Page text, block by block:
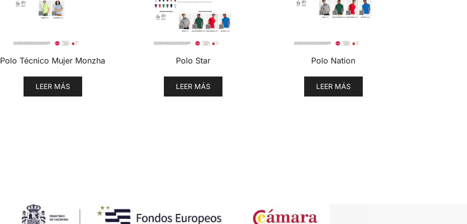
Polo Técnico Mujer Monzha
LEER MÁS
Polo Star
LEER MÁS
Polo Nation
LEER MÁS